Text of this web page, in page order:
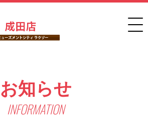
お知らせ
INFORMATION